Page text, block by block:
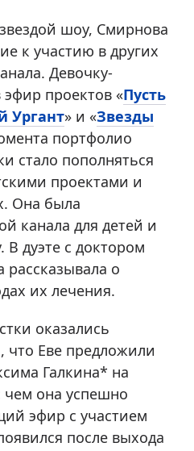
шоу, Смирнова
к участию в других
Девочку-
проектов «Пусть
Ургант» и «Звезды
портфолио
стало пополняться
проектами и
Она была
канала для детей и
В дуэте с доктором
о
их лечения.
оказались
что Еве предложили
Галкина* на
она успешно
эфир с участием
после выхода